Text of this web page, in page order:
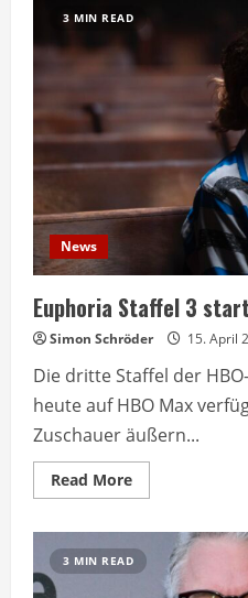
nach
vier
Jahren
Pause
zurück
3 MIN READ
News
Euphoria Staffel 3
Simon Schröder 15. April
Die dritte Staffel der
heute auf HBO Max
Zuschauer äußern...
Read MoreRead
more
3
startet
heute
3 MIN READ